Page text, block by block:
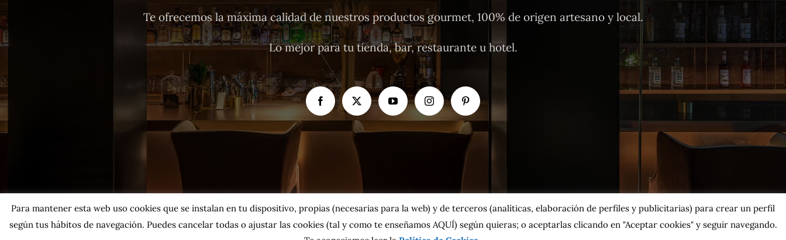
Te ofrecemos la máxima calidad de nuestros productos gourmet, 100% de origen artesano y local.
Lo mejor para tu tienda, bar, restaurante u hotel.
Para mantener esta web uso cookies que se instalan en tu dispositivo, propias (necesarias para la web) y de terceros (analíticas, elaboración de perfiles y publicitarias) para crear un perfil
según tus hábitos de navegación. Puedes cancelar todas o ajustar las cookies(tal y como te enseñamos AQUÍ) según quieras; o aceptarlas clicando en "Aceptar cookies" y seguir navegando.